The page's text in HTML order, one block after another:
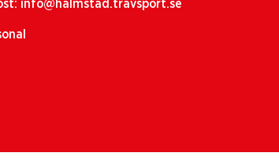
info@halmstad.travsport.se